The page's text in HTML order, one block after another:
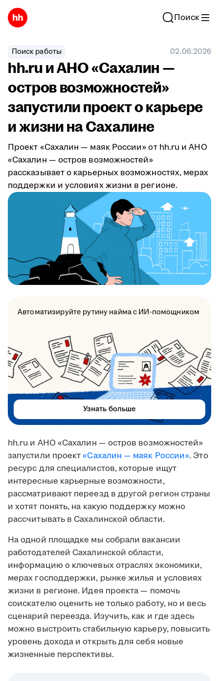
Поиск
Поиск работы 02.06.2026
hh.ru и АНО «Сахалин —
остров возможностей»
запустили проект о карьере
и жизни на Сахалине
Проект «Сахалин — маяк России» от hh.ru и АНО
«Сахалин — остров возможностей»
рассказывает о карьерных возможностях, мерах
поддержки и условиях жизни в регионе.
hh.ru и АНО «Сахалин — остров возможностей»
запустили проект«Сахалин — маяк России». Это
ресурс для специалистов, которые ищут
интересные карьерные возможности,
рассматривают переезд в другой регион страны
и хотят понять, на какую поддержку можно
рассчитывать в Сахалинской области.
На одной площадке мы собрали вакансии
работодателей Сахалинской области,
информацию о ключевых отраслях экономики,
мерах господдержки, рынке жилья и условиях
жизни в регионе. Идея проекта — помочь
соискателю оценить не только работу, но и весь
сценарий переезда. Изучить, как и где здесь
можно выстроить стабильную карьеру, повысить
уровень дохода и открыть для себя новые
жизненные перспективы.
Автоматизируйте рутину найма с ИИ-помощником
Узнать больше